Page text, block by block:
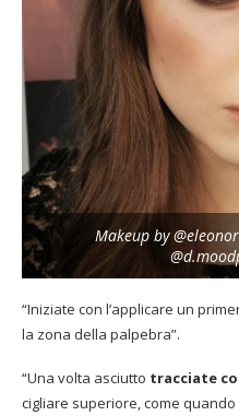
Makeup by
“Iniziate con l’applicare un
la zona della palpebra”.
“Una volta asciutto tracciate
cigliare superiore, come quando